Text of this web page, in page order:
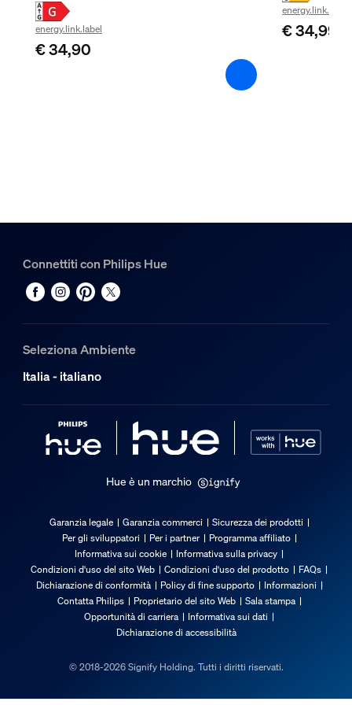
LED integrato
Dimensioni e peso della confezione
EAN/UPC - Prodotto
8720169363700
Peso lordo
0,38 kg
Altezza
174 mm
Lunghezza
Codice materiale (12NC)
929003856002
Informazioni sulla confezione
energy.link.label
€ 34,90
energy.link.label
€ 34,99
Connettiti con Philips Hue
Seleziona Ambiente
Italia - italiano
Hue è un marchio
Garanzia legale Garanzia commerci
Sicurezza dei prodotti
Per gli sviluppatori
Per i partner
Programma affiliato
Informativa sui cookie
Informativa sulla privacy
Condizioni d'uso del sito Web
Condizioni d'uso del prodotto
FAQs
Dichiarazione di conformità
Policy di fine supporto
Informazioni
Contatta Philips
Proprietario del sito Web
Sala stampa
Opportunità di carriera
Informativa sui dati
Dichiarazione di accessibilità
© 2018-2026 Signify Holding. Tutti i diritti riservati.